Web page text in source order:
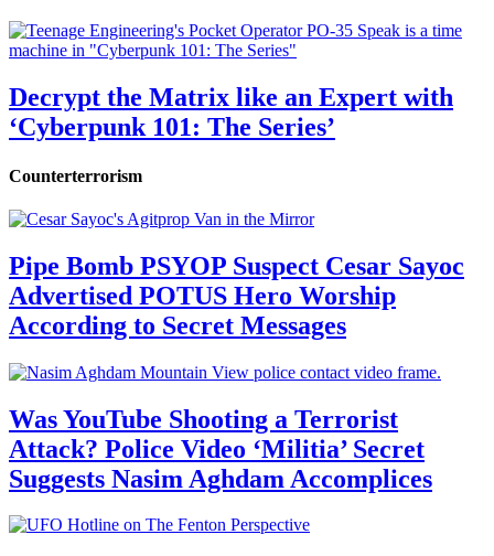
Decrypt the Matrix like an Expert with
‘Cyberpunk 101: The Series’
Counterterrorism
Pipe Bomb PSYOP Suspect Cesar Sayoc
Advertised POTUS Hero Worship
According to Secret Messages
Was YouTube Shooting a Terrorist
Attack? Police Video ‘Militia’ Secret
Suggests Nasim Aghdam Accomplices